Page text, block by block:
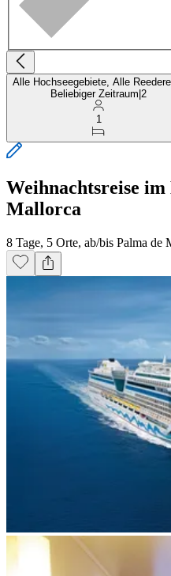
Alle Hochseegebiete, Alle
Beliebiger Zeitraum 2
1
Weihnachtsreise
Mallorca
8 Tage, 5 Orte, ab/bis Palma de